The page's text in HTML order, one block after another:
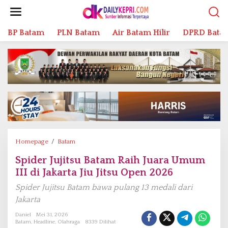
BP Batam PLN Batam Air Batam Hilir DPRD
Homepage / Batam
i
d
r
j
Spider Jujitsu Batam Raih Juara Umum
III di Jakarta Jiu Jitsu Open 2026
Spider Jujitsu Batam bawa pulang 13 medali dari
Jakarta
Daniel
Mei 31, 2026
Batam, Headline, Olahraga 8339 Dilihat